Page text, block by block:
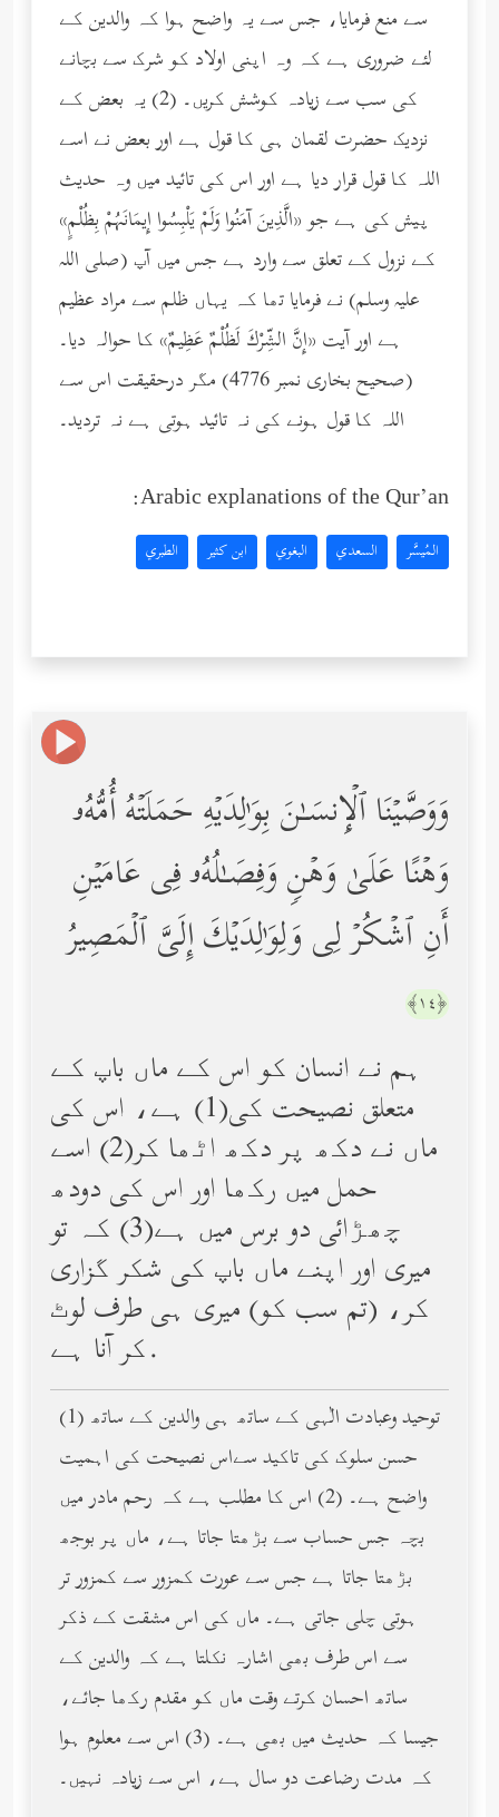
سے منع فرمایا، جس سے یہ واضح ہوا کہ والدین کے
لئے ضروری ہے کہ وہ اپنی اولاد کو شرک سے بچانے
کی سب سے زیادہ کوشش کریں۔ (2) یہ بعض کے
نزدیک حضرت لقمان ہی کا قول ہے اور بعض نے اسے
اللہ کا قول قرار دیا ہے اور اس کی تائید میں وہ حدیث
پیش کی ہے جو «الَّذِينَ آمَنُوا وَلَمْ يَلْبِسُوا إِيمَانَهُمْ بِظُلْمٍ»
کے نزول کے تعلق سے وارد ہے جس میں آپ (صلى الله
عليه وسلم) نے فرمایا تھا کہ یہاں ظلم سے مراد عظیم
ہے اور آیت «إِنَّ الشِّرْكَ لَظُلْمٌ عَظِيمٌ» کا حوالہ دیا۔
(صحیح بخاری نمبر 4776) مگر درحقیقت اس سے
اللہ کا قول ہونے کی نہ تائید ہوتی ہے نہ تردید۔
Arabic explanations of the Qur’an:
المُيسَّر السعدي البغوي ابن كثير الطبري
وَوَصَّیۡنَا ٱلۡإِنسَـٰنَ بِوَ ٰ⁠لِدَیۡهِ حَمَلَتۡهُ أُمُّهُۥ
وَهۡنًا عَلَىٰ وَهۡنࣲ وَفِصَـٰلُهُۥ فِی عَامَیۡنِ
أَنِ ٱشۡكُرۡ لِی وَلِوَ ٰ⁠لِدَیۡكَ إِلَیَّ ٱلۡمَصِیرُ
﴿١٤﴾
ہم نے انسان کو اس کے ماں باپ کے
متعلق نصیحت کی(1) ہے، اس کی
ماں نے دکھ پر دکھ اٹھا کر(2) اسے
حمل میں رکھا اور اس کی دودھ
چھڑائی دو برس میں ہے(3) کہ تو
میری اور اپنے ماں باپ کی شکر گزاری
کر، (تم سب کو) میری ہی طرف لوٹ
کر آنا ہے.
(1) توحید وعبادت الٰہی کے ساتھ ہی والدین کے ساتھ
حسن سلوک کی تاکید سےاس نصیحت کی اہمیت
واضح ہے۔ (2) اس کا مطلب ہے کہ رحم مادر میں
بچہ جس حساب سے بڑھتا جاتا ہے، ماں پر بوجھ
بڑھتا جاتا ہے جس سے عورت کمزور سے کمزور تر
ہوتی چلی جاتی ہے۔ ماں کی اس مشقت کے ذکر
سے اس طرف بھی اشارہ نکلتا ہے کہ والدین کے
ساتھ احسان کرتے وقت ماں کو مقدم رکھا جائے،
جیسا کہ حدیث میں بھی ہے۔ (3) اس سے معلوم ہوا
کہ مدت رضاعت دو سال ہے، اس سے زیادہ نہیں۔